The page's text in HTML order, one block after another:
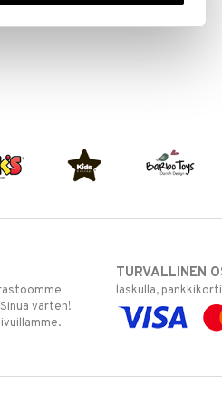
varten!
TURVALLINEN
laskulla,